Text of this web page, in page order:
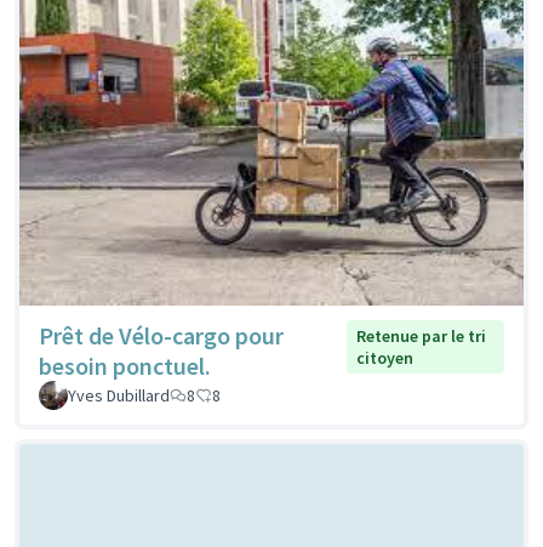
Prêt de Vélo-cargo pour
besoin ponctuel.
Retenue par le tri
citoyen
Yves Dubillard
8 8